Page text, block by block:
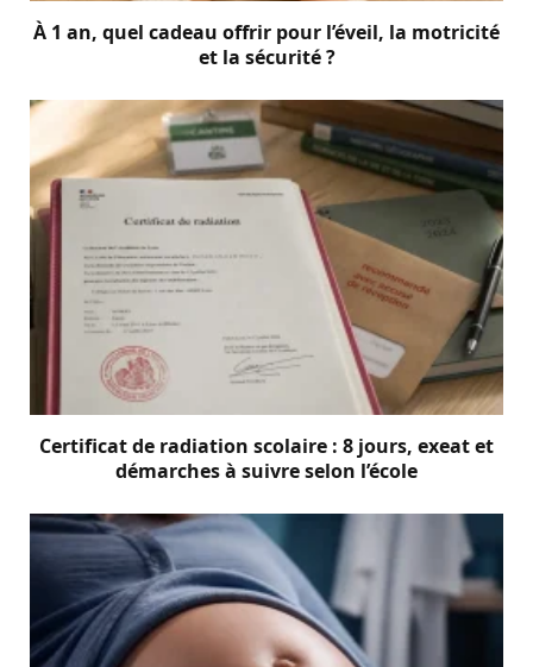
À 1 an, quel cadeau offrir pour l’éveil, la motricité
et la sécurité ?
Certificat de radiation scolaire : 8 jours, exeat et
démarches à suivre selon l’école